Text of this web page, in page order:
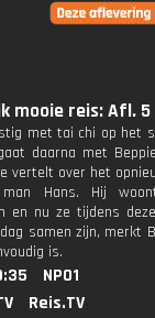
mooie reis: Afl. 5
met tai chi op het
daarna met
vertelt over het
Hans. Hij
en nu ze tijdens
samen zijn, merkt
is.
NPO1
Reis.TV